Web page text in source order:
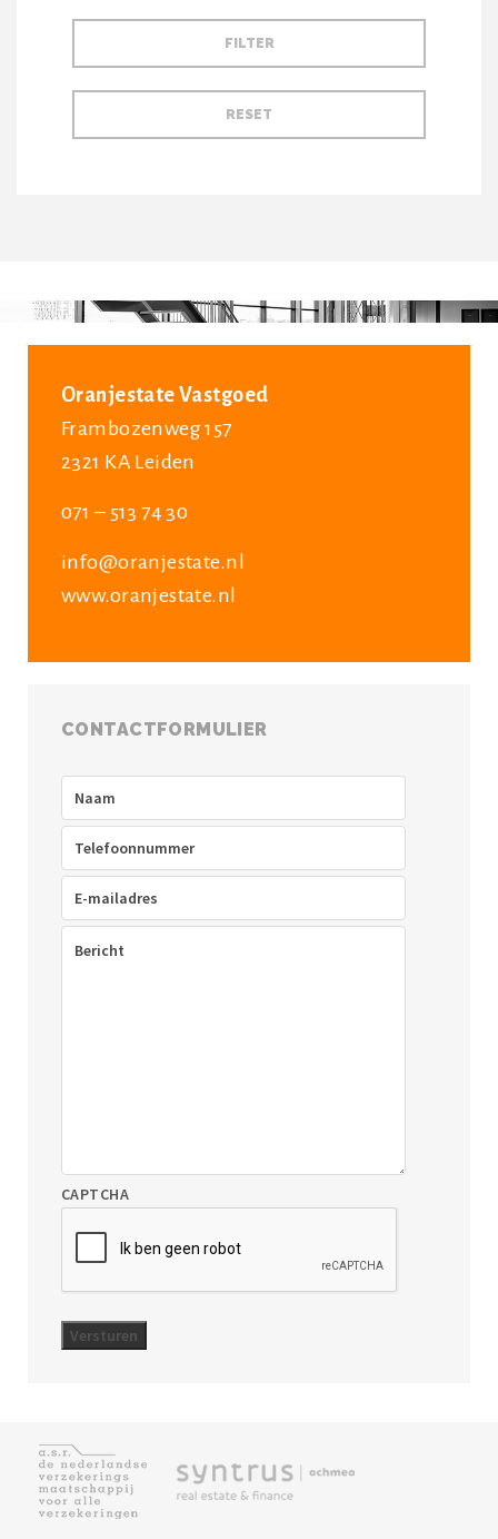
Oranjestate Vastgoed
Frambozenweg 157
2321 KA Leiden
071 – 513 74 30
info@oranjestate.nl
www.oranjestate.nl
CONTACTFORMULIER
Telefoon
mailadres(Vereist)
CAPTCHA